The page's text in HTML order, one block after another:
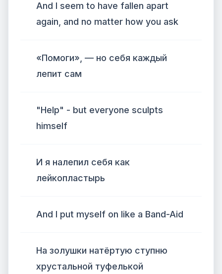
And I seem to have fallen apart
again, and no matter how you ask
«Помоги», — но себя каждый
лепит сам
"Help" - but everyone sculpts
himself
И я налепил себя как
лейкопластырь
And I put myself on like a Band-Aid
На золушки натёртую ступню
хрустальной туфелькой